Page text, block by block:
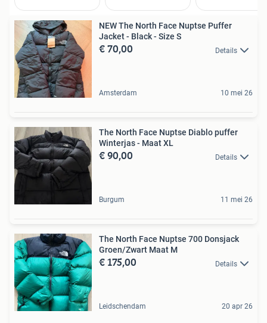
NEW The North Face Nuptse Puffer
Jacket - Black - Size S
€ 70,00 Details
Amsterdam 10 mei 26
The North Face Nuptse Diablo puffer
Winterjas - Maat XL
€ 90,00 Details
Burgum 11 mei 26
The North Face Nuptse 700 Donsjack
Groen/Zwart Maat M
€ 175,00 Details
Leidschendam 20 apr 26